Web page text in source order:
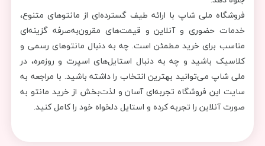
فروشگاه ملی شاپ با ارائه طیف گسترده‌ای از مانتوهای متنوع،
خدمات حضوری و آنلاین و قیمت‌های مقرون‌به‌صرفه گزینه‌ای
مناسب برای خرید مطمئن است. چه به دنبال مانتوهای رسمی و
کلاسیک باشید و چه به دنبال استایل‌های اسپرت و روزمره، در
ملی شاپ می‌توانید بهترین انتخاب را داشته باشید. با مراجعه به
سایت این فروشگاه تجربه‌ای آسان و لذت‌بخش از خرید مانتو به
صورت آنلاین را تجربه کرده و استایل دلخواه خود را کامل کنید.